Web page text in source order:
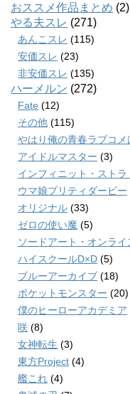
おススメ作品まとめ (2)
やる夫スレ (271)
あんこスレ (115)
安価スレ (23)
非安価スレ (135)
ハーメルン (272)
Fate (12)
その他 (115)
やはり俺の青春ラブコメ
アイドルマスター (3)
インフィニット・ストラ
ウマ娘プリティダービー
オリジナル (33)
ゼロの使い魔 (5)
ソードアート・オンライ
ハイスクールD×D (5)
ブルーアーカイブ (18)
ポケットモンスター (20)
僕のヒーローアカデミア
咲 (8)
女神転生 (3)
東方Project (4)
艦これ (4)